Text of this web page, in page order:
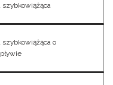
o